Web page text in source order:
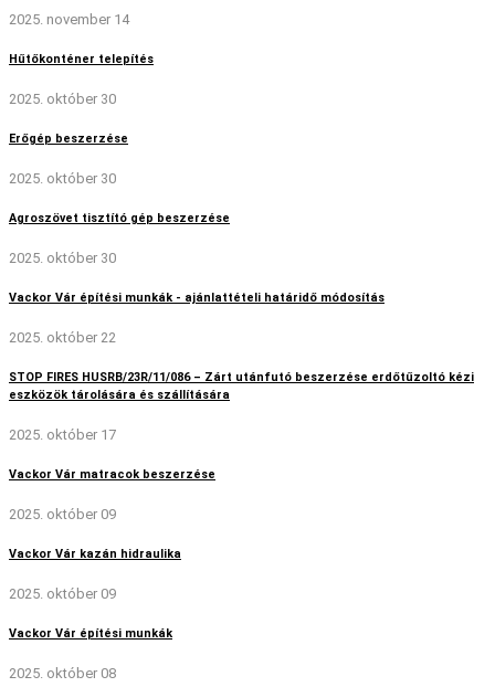
2025. november 14
Hűtőkonténer telepítés
2025. október 30
Erőgép beszerzése
2025. október 30
Agroszövet tisztító gép beszerzése
2025. október 30
Vackor Vár építési munkák - ajánlattételi határidő módosítás
2025. október 22
STOP FIRES HUSRB/23R/11/086 – Zárt utánfutó beszerzése erdőtűzoltó kézi
eszközök tárolására és szállítására
2025. október 17
Vackor Vár matracok beszerzése
2025. október 09
Vackor Vár kazán hidraulika
2025. október 09
Vackor Vár építési munkák
2025. október 08